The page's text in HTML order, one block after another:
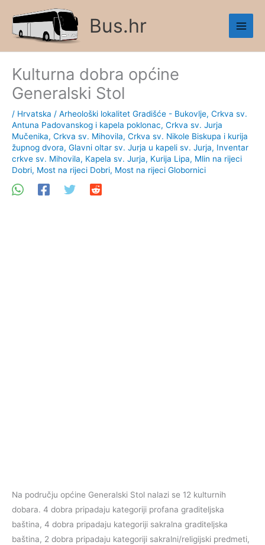
content
Bus.hr
Kulturna dobra općine
Generalski Stol
/ Hrvatska / Arheološki lokalitet Gradišće - Bukovlje, Crkva sv.
Antuna Padovanskog i kapela poklonac, Crkva sv. Jurja
Mučenika, Crkva sv. Mihovila, Crkva sv. Nikole Biskupa i kurija
župnog dvora, Glavni oltar sv. Jurja u kapeli sv. Jurja, Inventar
crkve sv. Mihovila, Kapela sv. Jurja, Kurija Lipa, Mlin na rijeci
Dobri, Most na rijeci Dobri, Most na rijeci Globornici
Na području općine Generalski Stol nalazi se 12 kulturnih
dobara. 4 dobra pripadaju kategoriji profana graditeljska
baština, 4 dobra pripadaju kategoriji sakralna graditeljska
baština, 2 dobra pripadaju kategoriji sakralni/religijski predmeti,